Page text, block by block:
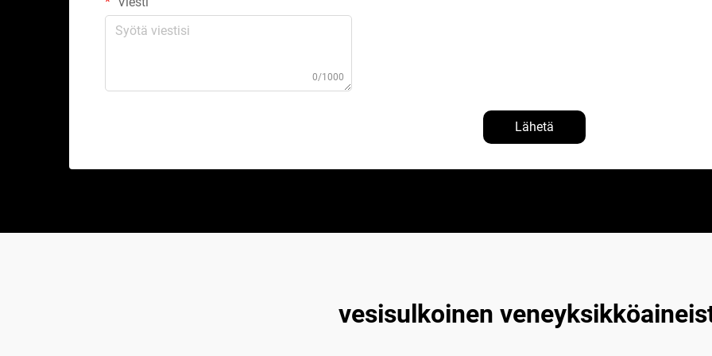
0/1000
Lähetä
vesisulkoinen